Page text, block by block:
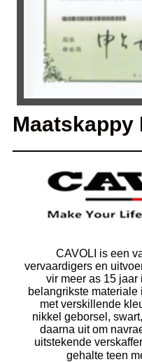
Maatskappy
CAVOLI is een
vervaardigers en
vir meer as 15 jaar
belangrikste
met verskillende
nikkel geborsel,
daarna uit om
uitstekende
gehalte teen